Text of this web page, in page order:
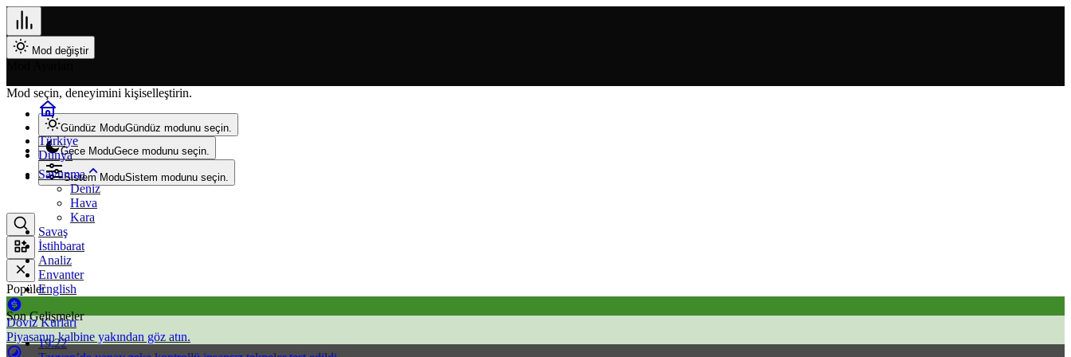
Mod değiştir
Mod seçin, deneyimini kişiselleştirin.
Gündüz ModuGündüz modunu seçin.
Gece ModuGece modunu seçin.
Sistem ModuSistem modunu seçin.
Popüler
Döviz Kurları
Piyasanın kalbine yakından göz atın.
Türkiye
Dünya
Savunma
Deniz
Hava
Kara
Savaş
İstihbarat
Analiz
Envanter
English
Son Gelişmeler
19:22